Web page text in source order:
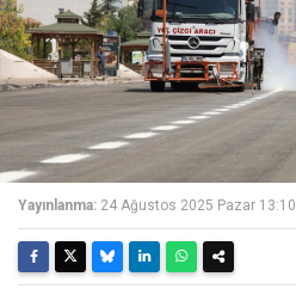
Yayınlanma: 24 Ağustos 2025 Pazar 13:10